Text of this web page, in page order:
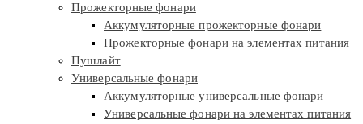
Прожекторные фонари
Аккумуляторные прожекторные фонари
Прожекторные фонари на элементах питания
Пушлайт
Универсальные фонари
Аккумуляторные универсальные фонари
Универсальные фонари на элементах питания